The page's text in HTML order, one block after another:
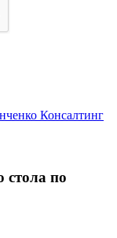
Консалтинг
стола по